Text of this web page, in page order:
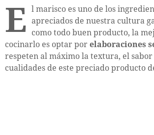
E l marisco es uno de los
apreciados de nuestra cultura
como todo buen producto, la
cocinarlo es optar por elaboraciones
respeten al máximo la textura, el sabor
cualidades de este preciado producto